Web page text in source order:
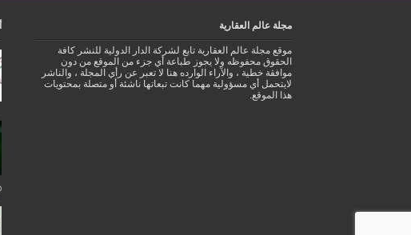
مجلة عالم العقارية
موقع مجلة عالم العقارية تابع لشركة الدار الدولية للنشر كافة
الحقوق محفوظه ولا يجوز طباعة أي جزء من الموقع من دون
موافقة خطية ، والآراء الوارده هنا لا تعبر عن رأي المجلة ، والناشر
لايتحمل أي مسؤولية مهما كانت تبعاتها ناشئة أو متصلة بمحتويات
هذا الموقع.